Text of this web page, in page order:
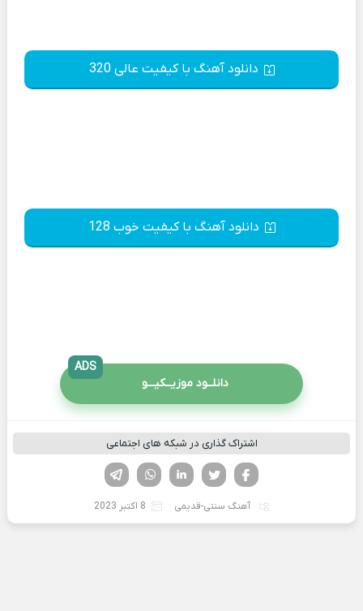
دانلود آهنگ با کیفیت عالی 320
دانلود آهنگ با کیفیت خوب 128
دانلــود موزیــکیـــو
ADS
اشتراک گذاری در شبکه های اجتماعی
لینکدین تویتر
فیسوک
آهنگ سنتی-قدیمی 8 اکتبر 2023